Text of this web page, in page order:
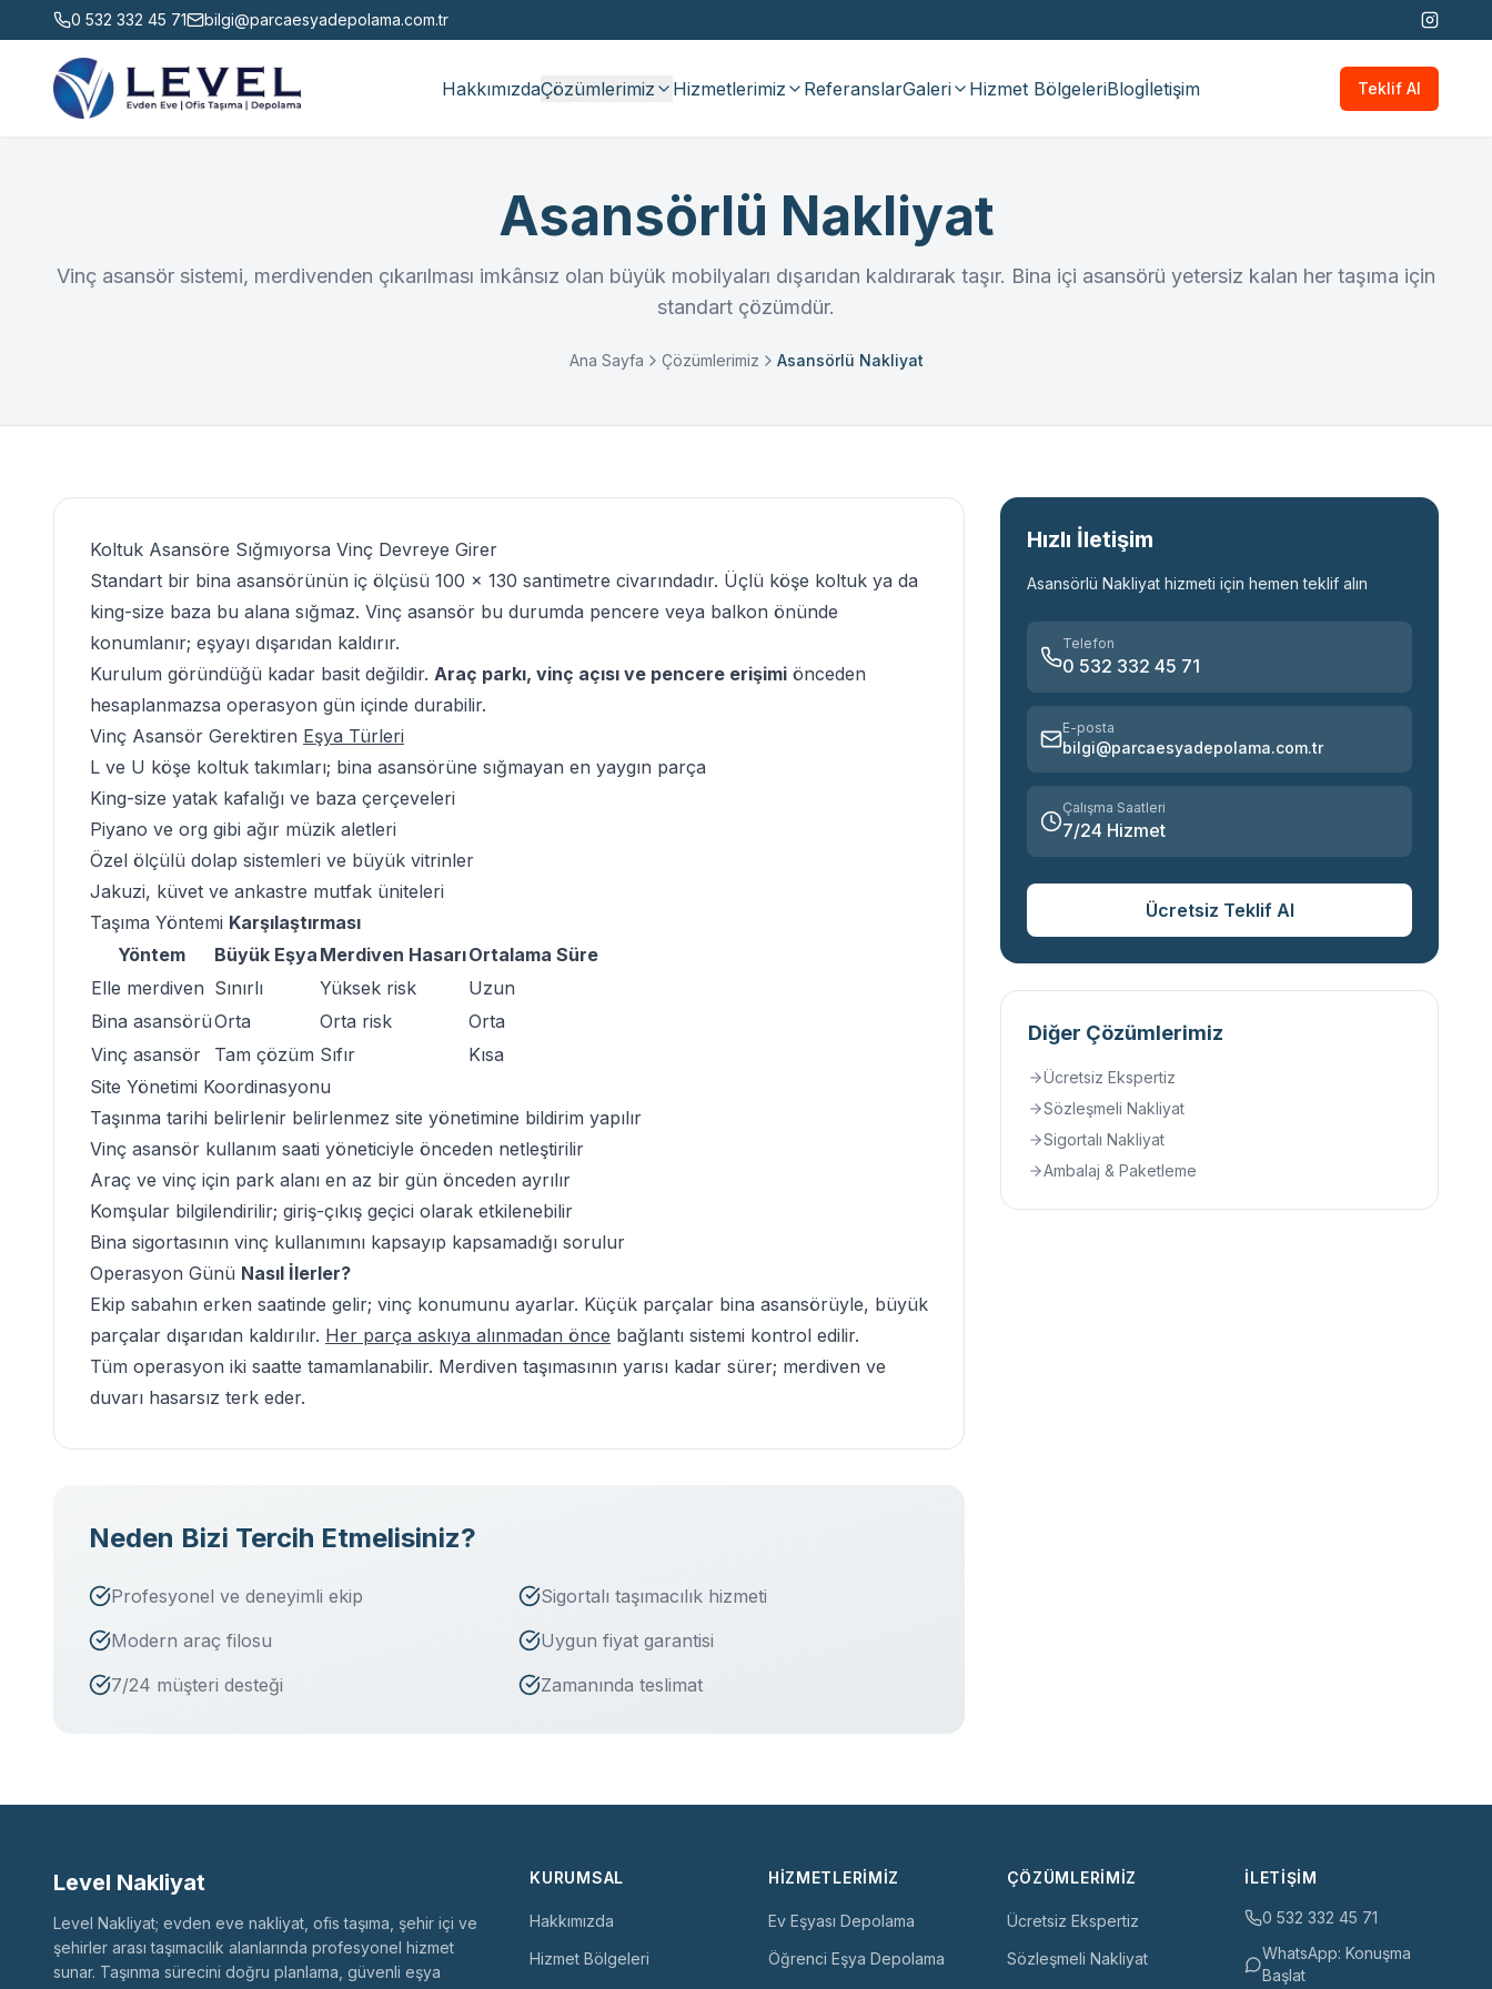
0 532 332 45 71 bilgi@parcaesyadepolama.com.tr
HakkımızdaÇözümlerimiz Hizmetlerimiz ReferanslarGaleri Hizmet BölgeleriBlogİletişim Teklif Al
Asansörlü Nakliyat
Vinç asansör sistemi, merdivenden çıkarılması imkânsız olan büyük mobilyaları dışarıdan kaldırarak taşır. Bina içi asansörü yetersiz kalan her taşıma için
standart çözümdür.
Ana Sayfa Çözümlerimiz Asansörlü Nakliyat
Koltuk Asansöre Sığmıyorsa Vinç Devreye Girer
Standart bir bina asansörünün iç ölçüsü 100 × 130 santimetre civarındadır. Üçlü köşe koltuk ya da
king-size baza bu alana sığmaz. Vinç asansör bu durumda pencere veya balkon önünde
konumlanır; eşyayı dışarıdan kaldırır.
Kurulum göründüğü kadar basit değildir. Araç parkı, vinç açısı ve pencere erişimi önceden
hesaplanmazsa operasyon gün içinde durabilir.
Vinç Asansör Gerektiren Eşya Türleri
L ve U köşe koltuk takımları; bina asansörüne sığmayan en yaygın parça
King-size yatak kafalığı ve baza çerçeveleri
Piyano ve org gibi ağır müzik aletleri
Özel ölçülü dolap sistemleri ve büyük vitrinler
Jakuzi, küvet ve ankastre mutfak üniteleri
Taşıma Yöntemi Karşılaştırması
Yöntem
Büyük Eşya Merdiven HasarıOrtalama Süre
Elle merdiven Sınırlı Yüksek risk
Uzun
Bina asansörüOrta Orta risk
Orta
Vinç asansör
Tam çözüm Sıfır
Kısa
Site Yönetimi Koordinasyonu
Taşınma tarihi belirlenir belirlenmez site yönetimine bildirim yapılır
Vinç asansör kullanım saati yöneticiyle önceden netleştirilir
Araç ve vinç için park alanı en az bir gün önceden ayrılır
Komşular bilgilendirilir; giriş-çıkış geçici olarak etkilenebilir
Bina sigortasının vinç kullanımını kapsayıp kapsamadığı sorulur
Operasyon Günü Nasıl İlerler?
Ekip sabahın erken saatinde gelir; vinç konumunu ayarlar. Küçük parçalar bina asansörüyle, büyük
parçalar dışarıdan kaldırılır. Her parça askıya alınmadan önce bağlantı sistemi kontrol edilir.
Tüm operasyon iki saatte tamamlanabilir. Merdiven taşımasının yarısı kadar sürer; merdiven ve
duvarı hasarsız terk eder.
Neden Bizi Tercih Etmelisiniz?
Profesyonel ve deneyimli ekip
Sigortalı taşımacılık hizmeti
Modern araç filosu
Uygun fiyat garantisi
7/24 müşteri desteği
Zamanında teslimat
Hızlı İletişim
Asansörlü Nakliyat hizmeti için hemen teklif alın
Telefon
0 532 332 45 71
E-posta
bilgi@parcaesyadepolama.com.tr
Çalışma Saatleri
7/24 Hizmet
Ücretsiz Teklif Al
Diğer Çözümlerimiz
Ücretsiz Ekspertiz
Sözleşmeli Nakliyat
Sigortalı Nakliyat
Ambalaj & Paketleme
Level Nakliyat
Level Nakliyat; evden eve nakliyat, ofis taşıma, şehir içi ve
şehirler arası taşımacılık alanlarında profesyonel hizmet
sunar. Taşınma sürecini doğru planlama, güvenli eşya
KURUMSAL
Hakkımızda
Hizmet Bölgeleri
HIZMETLERIMIZ
Ev Eşyası Depolama
Öğrenci Eşya Depolama
ÇÖZÜMLERIMIZ
Ücretsiz Ekspertiz
Sözleşmeli Nakliyat
İLETIŞIM
0 532 332 45 71
WhatsApp: Konuşma
Başlat